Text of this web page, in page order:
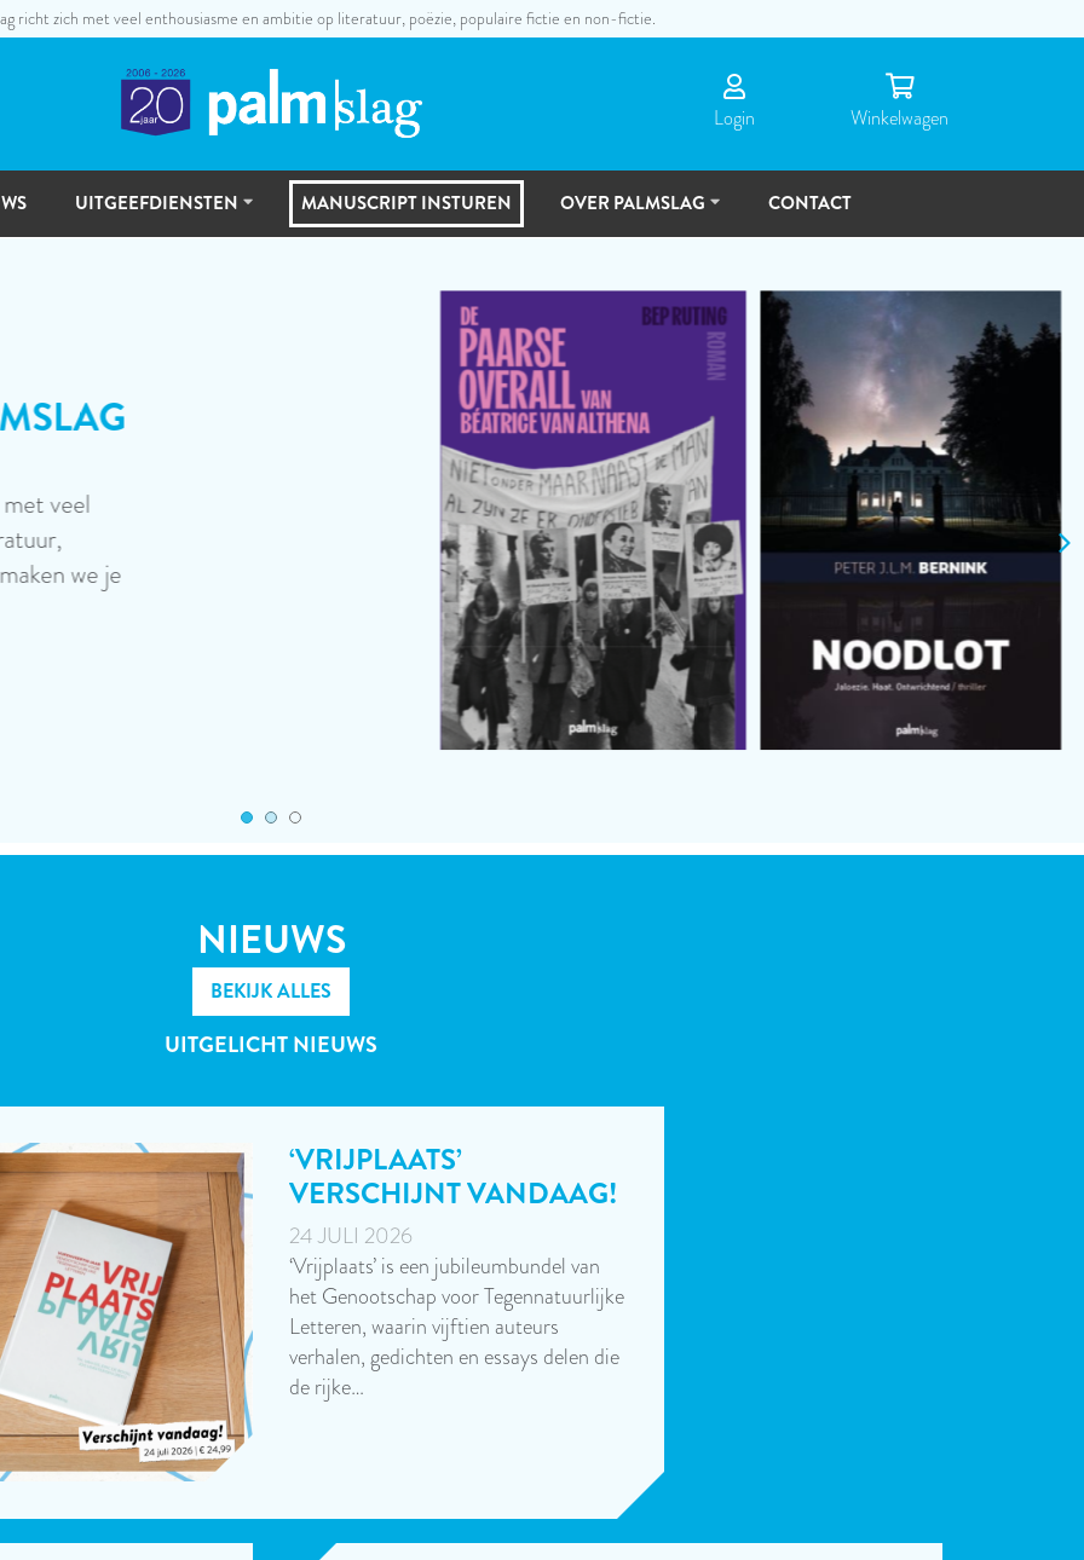
richt zich met veel enthousiasme en ambitie op literatuur, poëzie, populaire fictie en non-fictie.
Login Winkel­wagen
UITGEEFDIENSTEN MANUSCRIPT INSTUREN OVER PALMSLAG
MENSEN
TOEKOMSTVISIE
CONTACT
LAAT JE VERRASSEN
Neem eens een kijkje in onze webshop en laat je verrassen door
ons diverse aanbod aan genres...
NIEUWS
BEKIJK ALLES
UITGELICHT NIEUWS
‘VRIJPLAATS’
VERSCHIJNT VANDAAG!
24 JULI 2026
‘Vrijplaats’ is een jubileumbundel van
het Genootschap voor Tegennatuurlijke
Letteren, waarin vijftien auteurs
verhalen, gedichten en essays delen die
de rijke…